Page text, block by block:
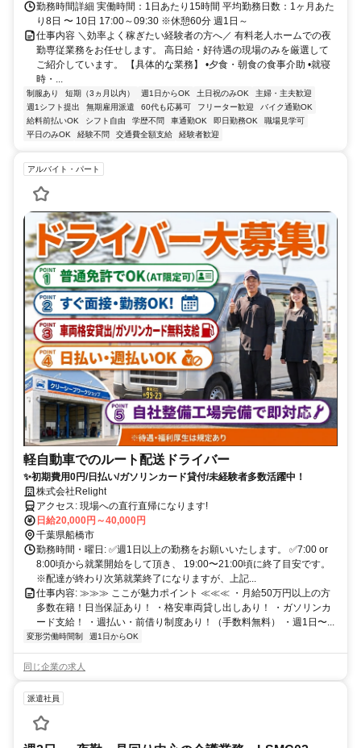
勤務時間詳細 実働時間：1日あたり15時間 平均勤務日数：1ヶ月あた
り8日 〜 10日 17:00～09:30 ※休憩60分 週1日～
仕事内容 ＼効率よく稼ぎたい経験者の方へ／ 有料老人ホームでの夜
勤専従業務をお任せします。 高日給・好待遇の現場のみを厳選して
ご紹介しています。 【具体的な業務】 •夕食・朝食の食事介助 •就寝
時・...
制服あり 短期（3ヵ月以内） 週1日からOK 土日祝のみOK
主婦・主夫歓迎
週1シフト提出
無期雇用派遣 60代も応募可 フリーター歓迎
バイク通勤OK
給料前払いOK
シフト自由 学歴不問 車通勤OK 即日勤務OK
職場見学可
平日のみOK
経験不問 交通費全額支給 経験者歓迎
アルバイト・パート
軽自動車でのルート配送ドライバー
✨初期費用0円/日払い/ガソリンカード貸付/未経験者多数活躍中！
株式会社Relight
アクセス: 現場への直行直帰になります!
日給20,000円～40,000円
千葉県船橋市
勤務時間・曜日: ✅週1日以上の勤務をお願いいたします。 ✅7:00 or
8:00頃から就業開始をして頂き、 19:00〜21:00頃に終了目安です。
※配達が終わり次第就業終了になりますが、上記...
仕事内容: ≫≫≫ ここが魅力ポイント ≪≪≪ ・月給50万円以上の方
多数在籍！日当保証あり！ ・格安車両貸し出しあり！ ・ガソリンカ
ード支給！ ・週払い・前借り制度あり！（手数料無料） ・週1日〜...
変形労働時間制 週1日からOK
同じ企業の求人
派遣社員